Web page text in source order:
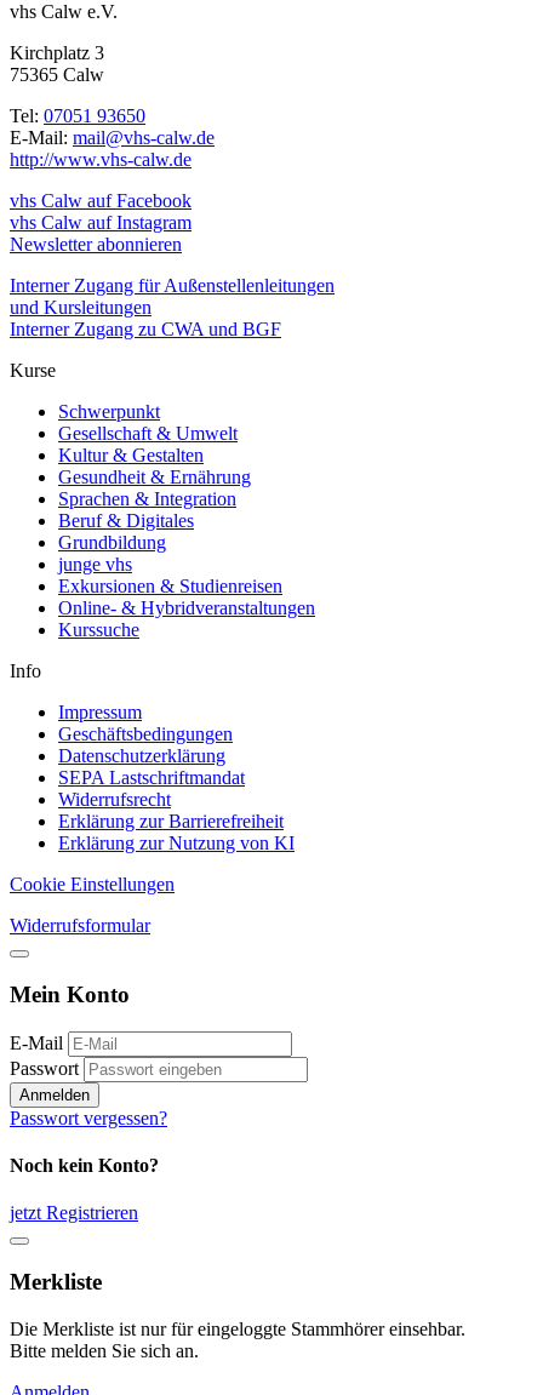
vhs Calw e.V.
Kirchplatz 3
75365 Calw
Tel: 07051 93650
E-Mail: mail@vhs-calw.de
http://www.vhs-calw.de
vhs Calw auf Facebook
vhs Calw auf Instagram
Newsletter abonnieren
Interner Zugang für Außenstellenleitungen
und Kursleitungen
Interner Zugang zu CWA und BGF
Kurse
Schwerpunkt
Gesellschaft & Umwelt
Kultur & Gestalten
Gesundheit & Ernährung
Sprachen & Integration
Beruf & Digitales
Grundbildung
junge vhs
Exkursionen & Studienreisen
Online- & Hybridveranstaltungen
Kurssuche
Info
Impressum
Geschäftsbedingungen
Datenschutzerklärung
SEPA Lastschriftmandat
Widerrufsrecht
Erklärung zur Barrierefreiheit
Erklärung zur Nutzung von KI
Cookie Einstellungen
Widerrufsformular
Mein Konto
E-Mail
Passwort
Anmelden
Passwort vergessen?
Noch kein Konto?
jetzt Registrieren
Merkliste
Die Merkliste ist nur für eingeloggte Stammhörer einsehbar.
Bitte melden Sie sich an.